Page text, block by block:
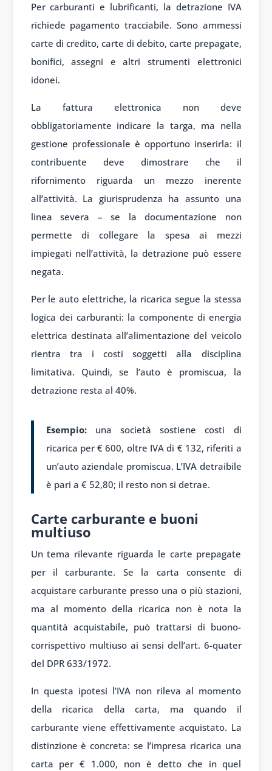
Per carburanti e lubrificanti, la detrazione IVA
richiede pagamento tracciabile. Sono ammessi
carte di credito, carte di debito, carte prepagate,
bonifici, assegni e altri strumenti elettronici
idonei.
La fattura elettronica non deve
obbligatoriamente indicare la targa, ma nella
gestione professionale è opportuno inserirla: il
contribuente deve dimostrare che il
rifornimento riguarda un mezzo inerente
all’attività. La giurisprudenza ha assunto una
linea severa – se la documentazione non
permette di collegare la spesa ai mezzi
impiegati nell’attività, la detrazione può essere
negata.
Per le auto elettriche, la ricarica segue la stessa
logica dei carburanti: la componente di energia
elettrica destinata all’alimentazione del veicolo
rientra tra i costi soggetti alla disciplina
limitativa. Quindi, se l’auto è promiscua, la
detrazione resta al 40%.
Esempio:una società sostiene costi di
ricarica per € 600, oltre IVA di € 132, riferiti a
un’auto aziendale promiscua. L’IVA detraibile
è pari a € 52,80; il resto non si detrae.
Carte carburante e buoni
multiuso
Un tema rilevante riguarda le carte prepagate
per il carburante. Se la carta consente di
acquistare carburante presso una o più stazioni,
ma al momento della ricarica non è nota la
quantità acquistabile, può trattarsi di buono-
corrispettivo multiuso ai sensi dell’art. 6-quater
del DPR 633/1972.
In questa ipotesi l’IVA non rileva al momento
della ricarica della carta, ma quando il
carburante viene effettivamente acquistato. La
distinzione è concreta: se l’impresa ricarica una
carta per € 1.000, non è detto che in quel